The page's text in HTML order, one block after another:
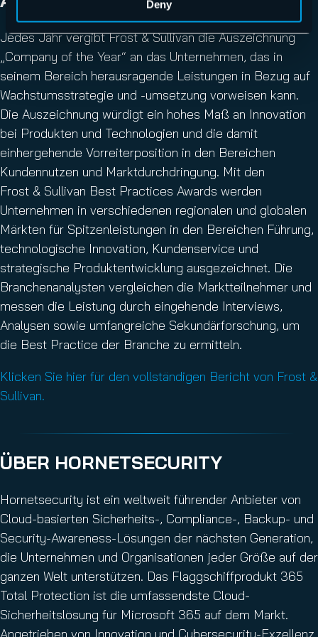
Deny
Jedes Jahr vergibt Frost & Sullivan die Auszeichnung
„Company of the Year“ an das Unternehmen, das in
seinem Bereich herausragende Leistungen in Bezug auf
Wachstumsstrategie und -umsetzung vorweisen kann.
Die Auszeichnung würdigt ein hohes Maß an Innovation
bei Produkten und Technologien und die damit
einhergehende Vorreiterposition in den Bereichen
Kundennutzen und Marktdurchdringung. Mit den
Frost & Sullivan Best Practices Awards werden
Unternehmen in verschiedenen regionalen und globalen
Märkten für Spitzenleistungen in den Bereichen Führung,
technologische Innovation, Kundenservice und
strategische Produktentwicklung ausgezeichnet. Die
Branchenanalysten vergleichen die Marktteilnehmer und
messen die Leistung durch eingehende Interviews,
Analysen sowie umfangreiche Sekundärforschung, um
die Best Practice der Branche zu ermitteln.
Klicken Sie hier für den vollständigen Bericht von Frost &
Sullivan.
ÜBER HORNETSECURITY
Hornetsecurity ist ein weltweit führender Anbieter von
Cloud-basierten Sicherheits-, Compliance-, Backup- und
Security-Awareness-Lösungen der nächsten Generation,
die Unternehmen und Organisationen jeder Größe auf der
ganzen Welt unterstützen. Das Flaggschiffprodukt 365
Total Protection ist die umfassendste Cloud-
Sicherheitslösung für Microsoft 365 auf dem Markt.